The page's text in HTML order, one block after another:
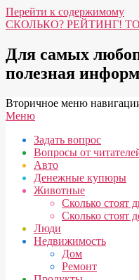
Перейти к содержимому
СКОЛЬКО? РЕЙТИНГ!
Для самых
полезная
Вторичное меню
Меню
Задать вопрос
Вопросы от
Авто
Денежные купюры
Животные
Сколько стоят
Сколько стоят
Люди
Недвижимость
Дом
Ремонт